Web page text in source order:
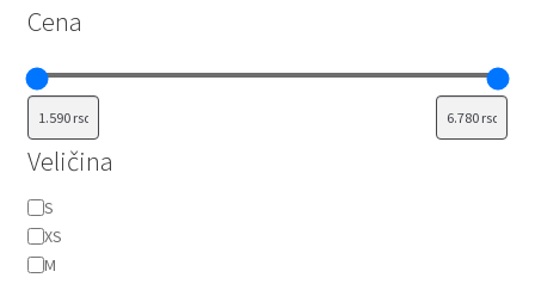
Cena
Veličina
Veličina
S
XS
M